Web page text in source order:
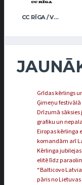
CC RĪGA / VEIDEMANIS
Grīdas kērlings
Ģimeņu
Drīzumā
grafiku un
Eiropas kērlinga
komandām arī
Kērlinga
elitē līdz
“Balticovo
pāris no Lietuvas